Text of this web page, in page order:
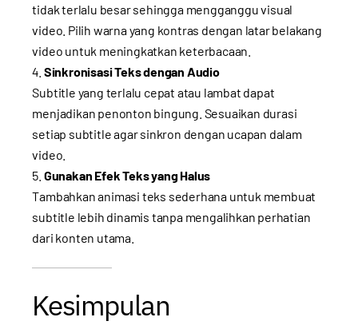
tidak terlalu besar sehingga mengganggu visual
video. Pilih warna yang kontras dengan latar belakang
video untuk meningkatkan keterbacaan.
Sinkronisasi Teks dengan Audio
Subtitle yang terlalu cepat atau lambat dapat
menjadikan penonton bingung. Sesuaikan durasi
setiap subtitle agar sinkron dengan ucapan dalam
video.
Gunakan Efek Teks yang Halus
Tambahkan animasi teks sederhana untuk membuat
subtitle lebih dinamis tanpa mengalihkan perhatian
dari konten utama.
Kesimpulan